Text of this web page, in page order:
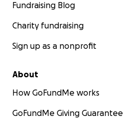
Fundraising Blog
Charity fundraising
Sign up as a nonprofit
About
How GoFundMe works
GoFundMe Giving Guarantee